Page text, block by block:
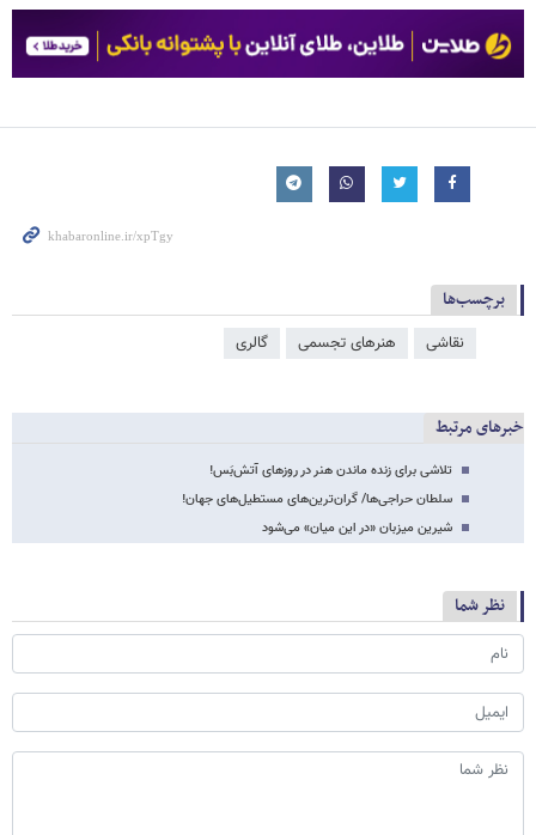
برچسب‌ها
نقاشی هنرهای تجسمی گالری
خبرهای مرتبط
تلاشی برای زنده ماندن هنر در روزهای آتش‌بَس!
سلطان حراجی‌ها/ گران‌ترین‌های مستطیل‌های جهان!
شیرین میزبان «در این میان» می‌شود
نظر شما